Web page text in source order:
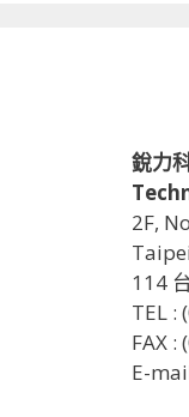
銳力
2F,
114
TEL :
FAX :
E-